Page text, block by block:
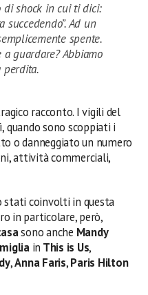
di shock in cui ti dici:
succedendo”. Ad un
spente.
guardare? Abbiamo
perdita.
racconto. I vigili del
quando sono scoppiati i
o danneggiato un numero
attività commerciali,
stati coinvolti in questa
in particolare, però,
sono anche Mandy
in This is Us,
,Anna Faris,Paris Hilton